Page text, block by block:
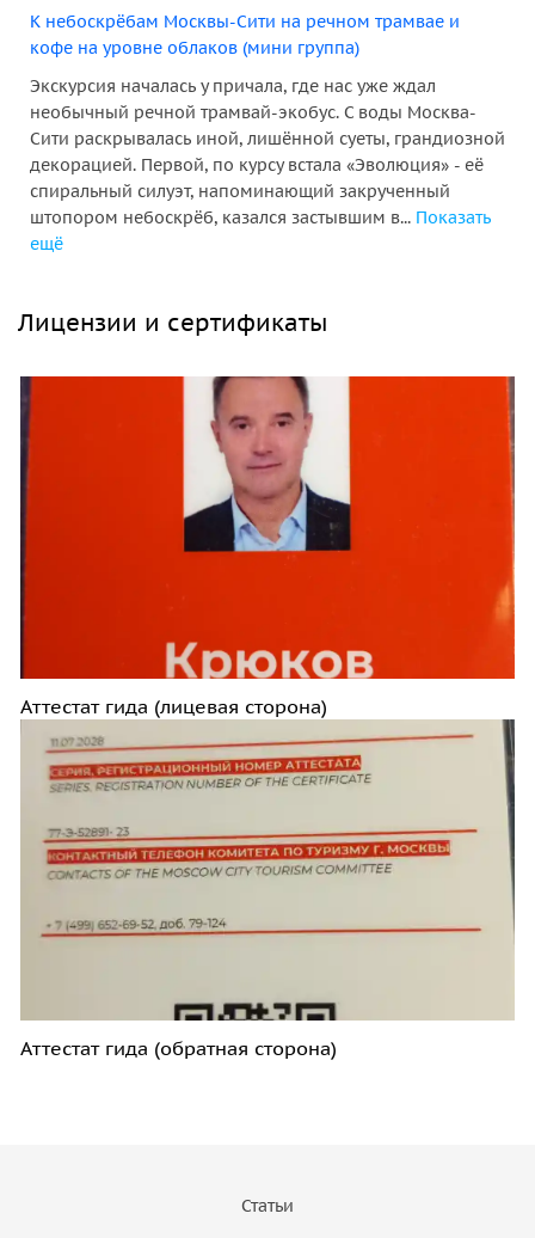
К небоскрёбам Москвы-Сити на речном трамвае и
кофе на уровне облаков (мини группа)
Экскурсия началась у причала, где нас уже ждал
необычный речной трамвай-экобус. С воды Москва-
Сити раскрывалась иной, лишённой суеты, грандиозной
декорацией. Первой, по курсу встала «Эволюция» - её
спиральный силуэт, напоминающий закрученный
штопором небоскрёб, казался застывшим в... Показать
ещё
Лицензии и сертификаты
Аттестат гида (лицевая сторона)
Аттестат гида (обратная сторона)
Статьи